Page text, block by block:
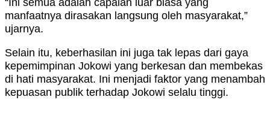
manfaatnya dirasakan langsung oleh masyarakat,”
ujarnya.
Selain itu, keberhasilan ini juga tak lepas dari gaya
kepemimpinan Jokowi yang berkesan dan membekas
di hati masyarakat. Ini menjadi faktor yang menambah
kepuasan publik terhadap Jokowi selalu tinggi.